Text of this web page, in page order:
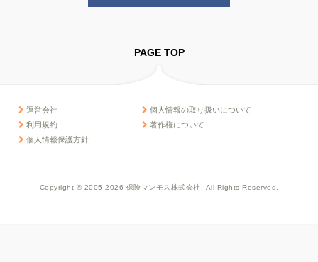
PAGE TOP
運営会社
利用規約
個人情報保護方針
個人情報の取り扱いについて
著作権について
Copyright © 2005-2026 保険マンモス株式会社. All Rights Reserved.